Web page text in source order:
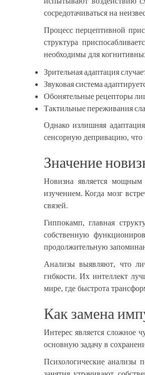
сосредотачиваться на
Процесс перцептивной
структура
необходимы для
Зрительная адаптация
Звуковая система
Обонятельные рецепторы
Тактильные переживания
Однако излишняя
сенсорную депривацию, что
Значение
Новизна является мощным
изучением. Когда мозг
связей.
Гиппокамп, главная
собственную
продолжительную
Анализы выявляют, что
гибкости. Их интеллект
мире, где быстрота
Как замена
Интерес является сложное
основную задачу в
Психологические анализы